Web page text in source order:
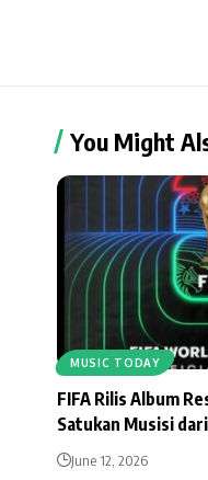
You Might
MUSIC TODAY
FIFA Rilis Album
Satukan Musisi
June 12, 2026